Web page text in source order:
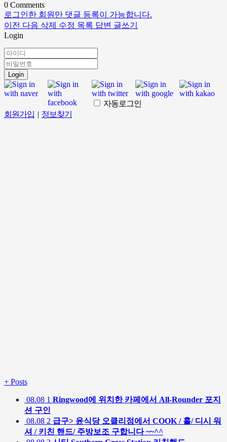
0 Comments
로그인한 회원만 댓글 등록이 가능합니다.
이전 다음 삭제 수정 목록 답변 글쓰기
Login
Login
자동로그인
회원가입 | 정보찾기
+ Posts
08.08 1 Ringwood에 위치한 카페에서 All-Rounder 포지
션 구인
08.08 2 급구> 윤식당 오클리점에서 COOK / 홀/ 디시 워
셔 / 키친 핸드/ 주방보조 구합니다 ~~^^